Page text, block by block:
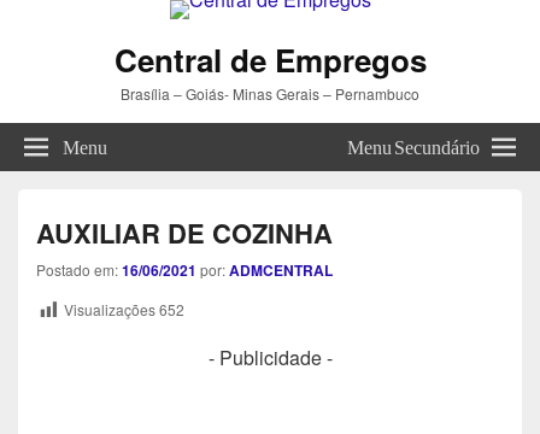
Central de Empregos
Brasília – Goiás- Minas Gerais – Pernambuco
Menu Menu Secundário
AUXILIAR DE COZINHA
Postado em:16/06/2021 por:ADMCENTRAL
Visualizações652
- Publicidade -